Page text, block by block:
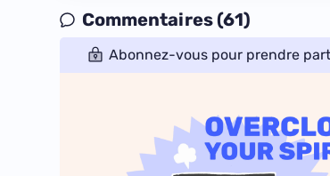
Commentaires (61)
Abonnez-vous pour prendre